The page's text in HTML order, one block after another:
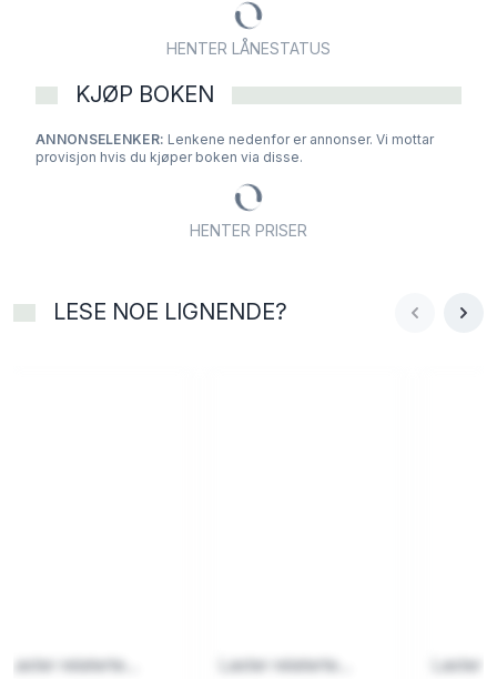
HENTER LÅNESTATUS
KJØP BOKEN
ANNONSELENKER: Lenkene nedenfor er annonser. Vi mottar
provisjon hvis du kjøper boken via disse.
HENTER PRISER
LESE NOE LIGNENDE?
Laster relaterte... Laster relaterte... Laster